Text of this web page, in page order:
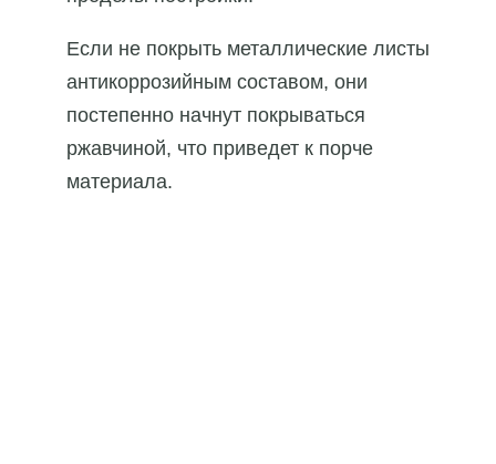
Если не покрыть металлические листы
антикоррозийным составом, они
постепенно начнут покрываться
ржавчиной, что приведет к порче
материала.